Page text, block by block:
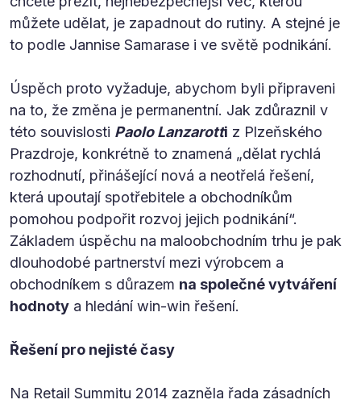
můžete udělat, je zapadnout do rutiny. A stejné je
to podle Jannise Samarase i ve světě podnikání.
Úspěch proto vyžaduje, abychom byli připraveni
na to, že změna je permanentní. Jak zdůraznil v
této souvislosti Paolo Lanzarotti z Plzeňského
Prazdroje, konkrétně to znamená „dělat rychlá
rozhodnutí, přinášející nová a neotřelá řešení,
která upoutají spotřebitele a obchodníkům
pomohou podpořit rozvoj jejich podnikání“.
Základem úspěchu na maloobchodním trhu je pak
dlouhodobé partnerství mezi výrobcem a
obchodníkem s důrazem na společné vytváření
hodnoty a hledání win-win řešení.
Řešení pro nejisté časy
Na Retail Summitu 2014 zazněla řada zásadních